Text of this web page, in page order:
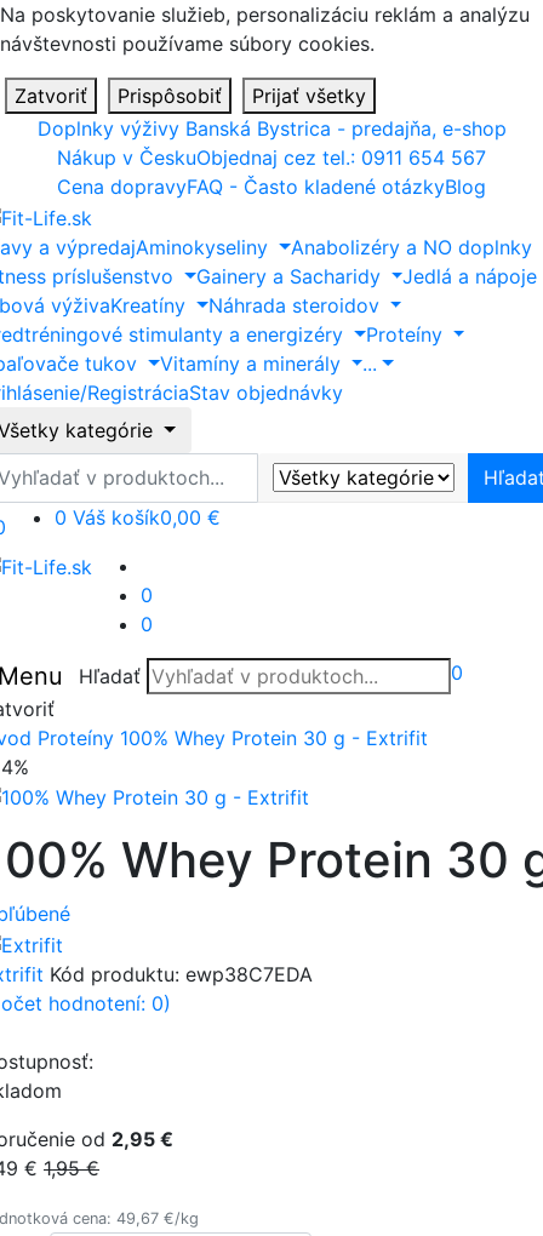
Na poskytovanie služieb, personalizáciu reklám a analýzu
návštevnosti používame súbory cookies.
Zatvoriť Prispôsobiť
Prijať všetky
Doplnky výživy Banská Bystrica - predajňa, e-shop
Nákup v ČeskuObjednaj cez tel.: 0911 654 567
Cena dopravyFAQ - Často kladené otázkyBlog
a výpredajAminokyseliny
Anabolizéry a NO doplnky
príslušenstvo
Gainery a Sacharidy
Jedlá a nápoje
výživaKreatíny
Náhrada steroidov
stimulanty a energizéry
Proteíny
tukov
Vitamíny a minerály
...
RegistráciaStav objednávky
kategórie
0 Váš košík0,00 €
0
0
Hľadať 0
Proteíny 100% Whey Protein 30 g - Extrifit
Whey Protein 30
Kód produktu: ewp38C7EDA
hodnotení: 0)
od 2,95 €
€ 1,95 €
cena: 49,67 €/kg